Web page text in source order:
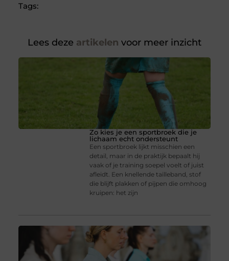
Tags:
Lees deze artikelen voor meer inzicht
Zo kies je een sportbroek die je
lichaam echt ondersteunt
Een sportbroek lijkt misschien een
detail, maar in de praktijk bepaalt hij
vaak of je training soepel voelt of juist
afleidt. Een knellende tailleband, stof
die blijft plakken of pijpen die omhoog
kruipen: het zijn